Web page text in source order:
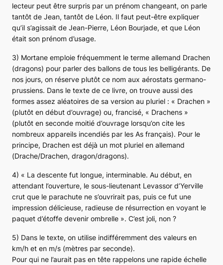
lecteur peut être surpris par un prénom changeant, on parle
tantôt de Jean, tantôt de Léon. Il faut peut-être expliquer
qu’il s’agissait de Jean-Pierre, Léon Bourjade, et que Léon
était son prénom d’usage.
3) Mortane emploie fréquemment le terme allemand Drachen
(dragons) pour parler des ballons de tous les belligérants. De
nos jours, on réserve plutôt ce nom aux aérostats germano-
prussiens. Dans le texte de ce livre, on trouve aussi des
formes assez aléatoires de sa version au pluriel : « Drachen »
(plutôt en début d’ouvrage) ou, francisé, « Drachens »
(plutôt en seconde moitié d’ouvrage lorsqu’on cite les
nombreux appareils incendiés par les As français). Pour le
principe, Drachen est déjà un mot pluriel en allemand
(Drache/Drachen, dragon/dragons).
4) « La descente fut longue, interminable. Au début, en
attendant l’ouverture, le sous-lieutenant Levassor d’Yerville
crut que le parachute ne s’ouvrirait pas, puis ce fut une
impression délicieuse, radieuse de résurrection en voyant le
paquet d’étoffe devenir ombrelle ». C’est joli, non ?
5) Dans le texte, on utilise indifféremment des valeurs en
km/h et en m/s (mètres par seconde).
Pour qui ne l’aurait pas en tête rappelons une rapide échelle